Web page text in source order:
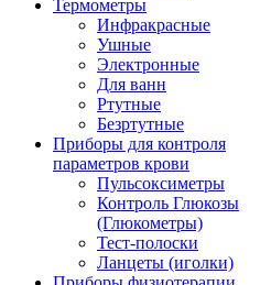
Термометры
Инфракрасные
Ушные
Электронные
Для ванн
Ртутные
Безртутные
Приборы для контроля
параметров крови
Пульсоксиметры
Контроль Глюкозы
(Глюкометры)
Тест-полоски
Ланцеты (иголки)